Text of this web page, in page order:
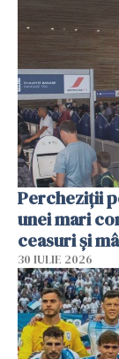
Percheziții
unei mari
ceasuri și
30 IULIE 2026